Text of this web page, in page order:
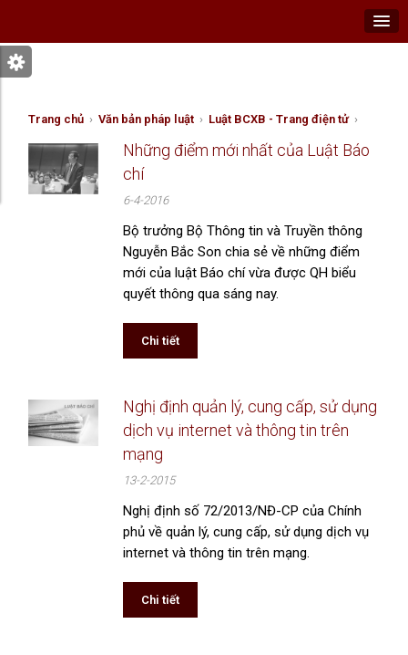
Trang chủ ›Văn bản pháp luật › Luật BCXB - Trang điện tử›
Những điểm mới nhất của Luật Báo
chí
6-4-2016
Bộ trưởng Bộ Thông tin và Truyền thông
Nguyễn Bắc Son chia sẻ về những điểm
mới của luật Báo chí vừa được QH biểu
quyết thông qua sáng nay.
Chi tiết
Nghị định quản lý, cung cấp, sử dụng
dịch vụ internet và thông tin trên
mạng
13-2-2015
Nghị định số 72/2013/NĐ-CP của Chính
phủ về quản lý, cung cấp, sử dụng dịch vụ
internet và thông tin trên mạng.
Chi tiết